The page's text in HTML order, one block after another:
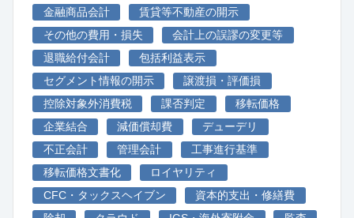
金融商品会計
賃貸等不動産の開示
その他の費用・損失
会計上の誤謬の変更等
退職給付会計
包括利益表示
セグメント情報の開示
譲渡損・評価損
控除対象外消費税
課否判定
移転価格
企業結合
減価償却費
デューデリ
不正会計
管理会計
工事進行基準
移転価格文書化
ロイヤリティ
CFC・タックスヘイブン
資本的支出・修繕費